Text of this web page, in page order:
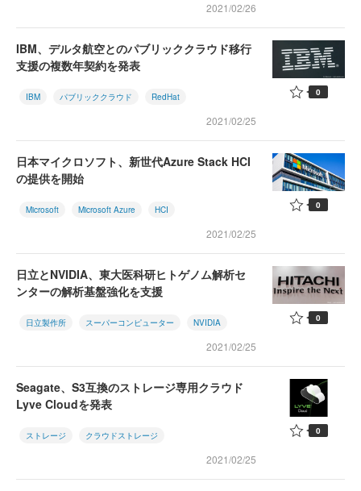
2021/02/26
IBM、デルタ航空とのパブリッククラウド移行
支援の複数年契約を発表
IBM パブリッククラウド RedHat
2021/02/25
0
日本マイクロソフト、新世代Azure Stack HCI
の提供を開始
Microsoft Microsoft Azure HCI
2021/02/25
0
日立とNVIDIA、東大医科研ヒトゲノム解析セ
ンターの解析基盤強化を支援
日立製作所 スーパーコンピューター NVIDIA
2021/02/25
0
Seagate、S3互換のストレージ専用クラウド
Lyve Cloudを発表
ストレージ クラウドストレージ
2021/02/25
0